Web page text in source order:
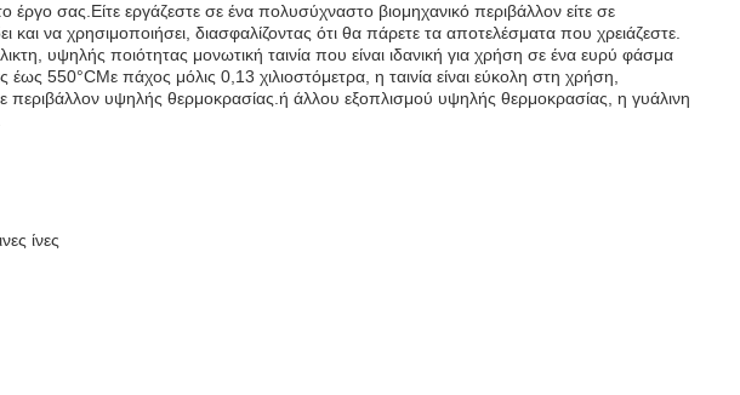
έργο σας.Είτε εργάζεστε σε ένα πολυσύχναστο βιομηχανικό περιβάλλον είτε σε
και να χρησιμοποιήσει, διασφαλίζοντας ότι θα πάρετε τα αποτελέσματα που χρειάζεστε.
υψηλής ποιότητας μονωτική ταινία που είναι ιδανική για χρήση σε ένα ευρύ φάσμα
550°CΜε πάχος μόλις 0,13 χιλιοστόμετρα, η ταινία είναι εύκολη στη χρήση,
περιβάλλον υψηλής θερμοκρασίας.ή άλλου εξοπλισμού υψηλής θερμοκρασίας, η γυάλινη
ίνες